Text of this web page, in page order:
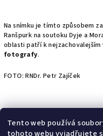
Tento web používá
tohoto webu vyjadřujete
Na snímku je tímto způsobem
Ranšpurk na soutoku Dyje a
oblasti patří k
fotografy.
FOTO: RNDr. Petr Zajíček
Předchozí